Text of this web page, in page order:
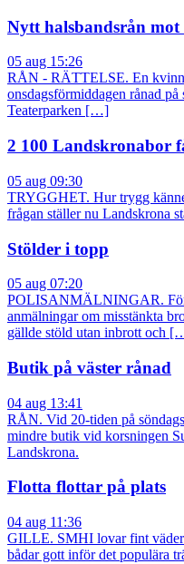
Nytt halsbandsrån
05 aug 15:26
RÅN - RÄTTELSE. En
onsdagsförmiddagen rånad
Teaterparken […]
2 100 Landskronabor
05 aug 09:30
TRYGGHET. Hur trygg
frågan ställer nu Landskrona
Stölder i topp
05 aug 07:20
POLISANMÄLNINGAR.
anmälningar om misstänkta
gällde stöld utan inbrott och
Butik på väster rånad
04 aug 13:41
RÅN. Vid 20-tiden på
mindre butik vid korsningen
Landskrona.
Flotta flottar på plats
04 aug 11:36
GILLE. SMHI lovar fint väder
bådar gott inför det populära